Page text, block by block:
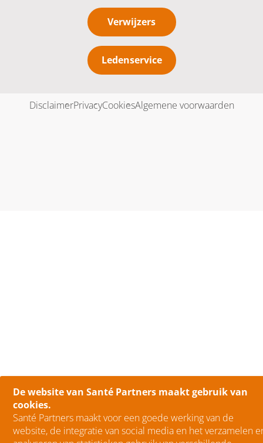
De website van Santé Partners maakt gebruik van
cookies.
Santé Partners maakt voor een goede werking van de
website, de integratie van social media en het verzamelen
Verwijzers
Ledenservice
DisclaimerPrivacyCookiesAlgemene voorwaarden